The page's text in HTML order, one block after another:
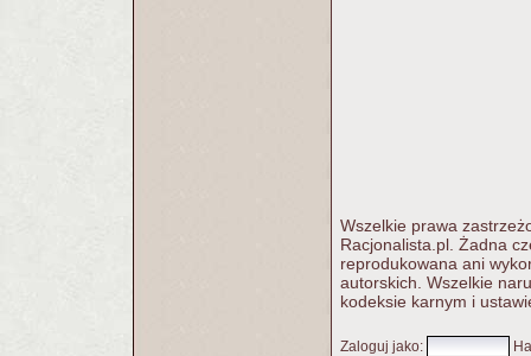
Wszelkie prawa
Racjonalista.pl. Żadna
reprodukowana ani
autorskich. Wszelkie
kodeksie karnym i
Zaloguj jako: